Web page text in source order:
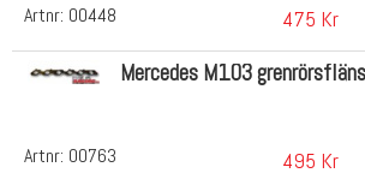
Artnr: 00448 475 Kr
Artnr: 00763
Mercedes M103 grenrörsfläns
495 Kr